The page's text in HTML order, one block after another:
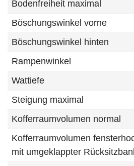
Bodenfreiheit maximal
Böschungswinkel vorne
Böschungswinkel hinten
Rampenwinkel
Wattiefe
Steigung maximal
Kofferraumvolumen normal
Kofferraumvolumen
mit umgeklappter